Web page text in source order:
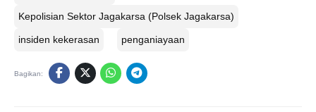
Kepolisian Sektor Jagakarsa (Polsek Jagakarsa)
insiden kekerasan penganiayaan
Bagikan: